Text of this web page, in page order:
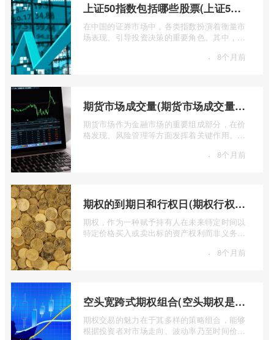
上证50指数包括哪些股票(上证50指数包含哪些股票)
在中国的证券市场中，各类指数扮演着衡量市
场表现、引导投资决策的重要角色。其中，上
· 8个月前
期货市场成交量(期货市场成交量萎缩)
期货市场作为金融市场的重要组成部分，在价
格发现、风险管理等方面发挥着关键作用。近
· 8个月前
期权的到期日和行权日(期权行权日到期虚值期权都将清零)
期权，作为一种赋予持有人在未来特定时间以
特定价格买入或卖出标的资产权利而非义务的
· 8个月前
空头宽跨式期权组合(空头期权是什么意思)
期权交易的魅力在于其多样的策略组合，能够
根据投资者对市场走向、波动率乃至时间价值